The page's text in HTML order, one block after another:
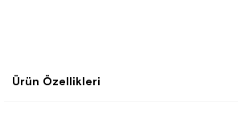
Ürün Özellikleri